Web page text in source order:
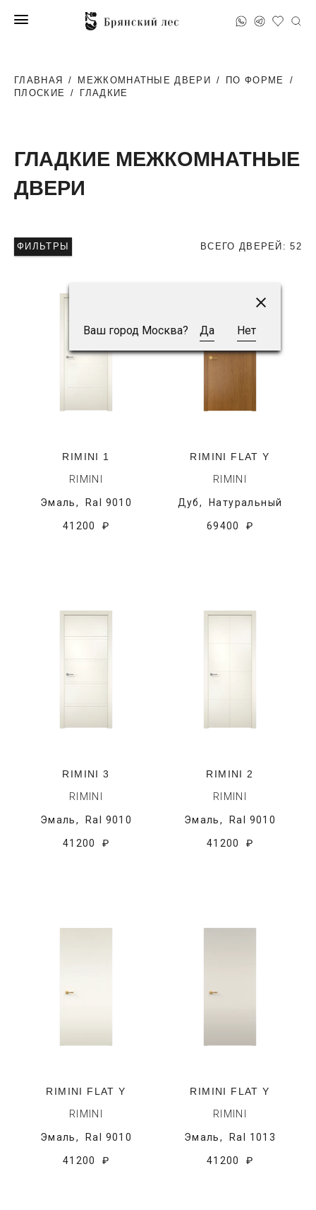
Ваш город Москва? Да Нет
ГЛАВНАЯ / МЕЖКОМНАТНЫЕ ДВЕРИ / ПО ФОРМЕ
/
ПЛОСКИЕ
/ ГЛАДКИЕ
ГЛАДКИЕ МЕЖКОМНАТНЫЕ
ДВЕРИ
ФИЛЬТРЫ ВСЕГО ДВЕРЕЙ: 52
RIMINI 1
RIMINI
Эмаль, Ral 9010
41200 ₽
RIMINI FLAT Y
RIMINI
Дуб, Натуральный
69400 ₽
RIMINI 3
RIMINI
Эмаль, Ral 9010
41200 ₽
RIMINI 2
RIMINI
Эмаль, Ral 9010
41200 ₽
RIMINI FLAT Y
RIMINI
Эмаль, Ral 9010
41200 ₽
RIMINI FLAT Y
RIMINI
Эмаль, Ral 1013
41200 ₽